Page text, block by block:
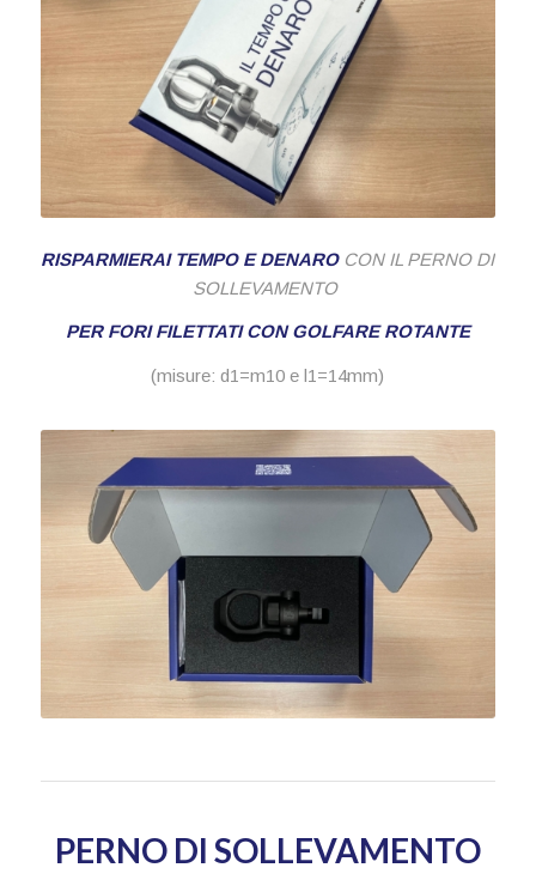
RISPARMIERAI TEMPO E DENARO CON IL PERNO DI
SOLLEVAMENTO
PER FORI FILETTATI CON GOLFARE ROTANTE
(misure: d1=m10 e l1=14mm)
PERNO DI SOLLEVAMENTO